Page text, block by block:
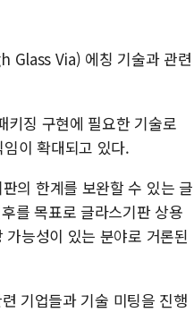
Glass Via) 에칭 기술과 관련
키징 구현에 필요한 기술로
이 확대되고 있다.
의 한계를 보완할 수 있는 글
를 목표로 글라스기판 상용
능성이 있는 분야로 거론된
기업들과 기술 미팅을 진행